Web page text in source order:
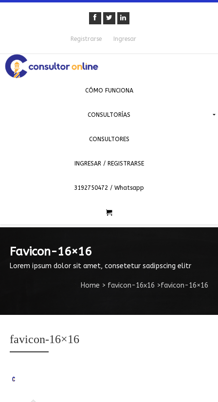
Registrarse Ingresar
CÓMO FUNCIONA
CONSULTORÍAS
CONSULTORES
INGRESAR / REGISTRARSE
3192750472 / Whatsapp
Favicon-16×16
Lorem ipsum dolor sit amet, consetetur sadipscing elitr
Home > favicon-16x16 >favicon-16×16
favicon-16×16